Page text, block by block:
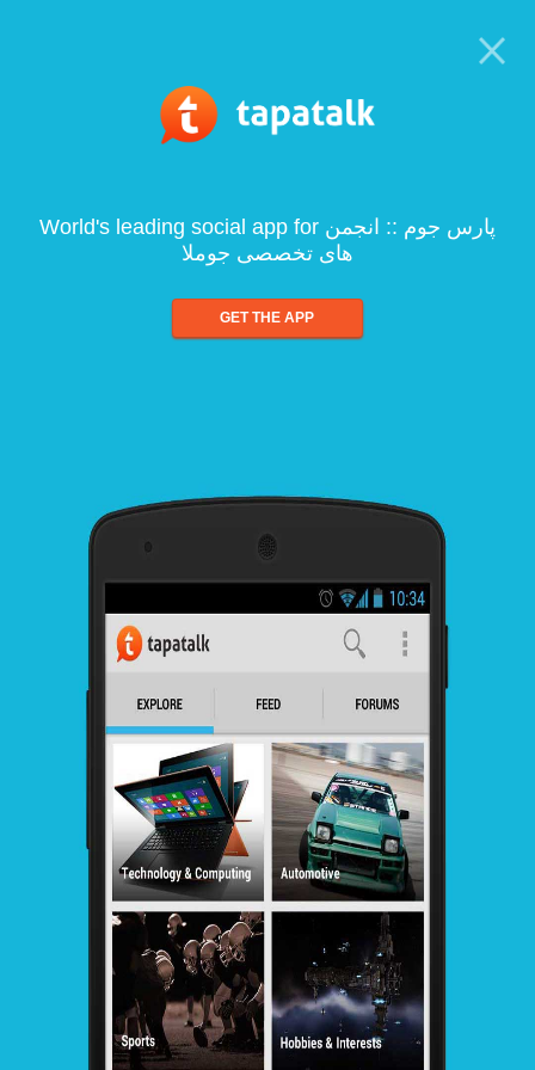
World's leading social app for پارس جوم :: انجمن
های تخصصی جوملا
GET THE APP